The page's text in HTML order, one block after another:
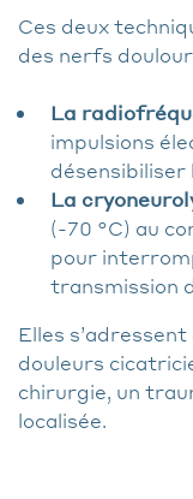
Ces deux
des nerfs
La
impulsions
désensibiliser
La
(-70 °C) au
pour
transmission
Elles
douleurs
chirurgie, un
localisée.